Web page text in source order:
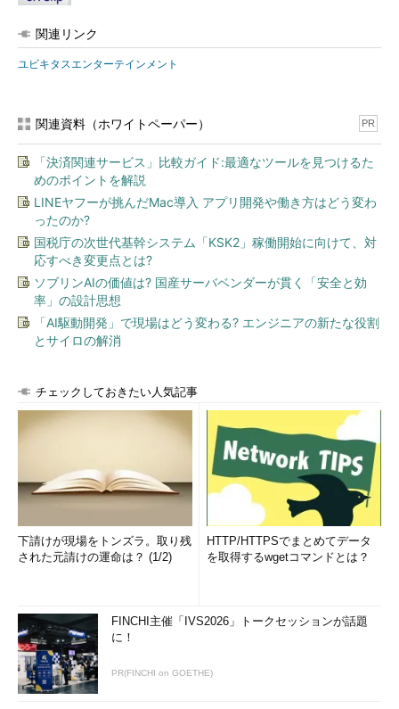
関連リンク
ユビキタスエンターテインメント
関連資料（ホワイトペーパー） PR
「決済関連サービス」比較ガイド:最適なツールを見つけるた
めのポイントを解説
LINEヤフーが挑んだMac導入 アプリ開発や働き方はどう変わ
ったのか?
国税庁の次世代基幹システム「KSK2」稼働開始に向けて、対
応すべき変更点とは?
ソブリンAIの価値は? 国産サーバベンダーが貫く「安全と効
率」の設計思想
「AI駆動開発」で現場はどう変わる? エンジニアの新たな役割
とサイロの解消
チェックしておきたい人気記事
下請けが現場をトンズラ。取り残
された元請けの運命は？ (1/2)
HTTP/HTTPSでまとめてデータ
を取得するwgetコマンドとは？
FINCHI主催「IVS2026」トークセッションが話題
に！
PR(FINCHI on GOETHE)